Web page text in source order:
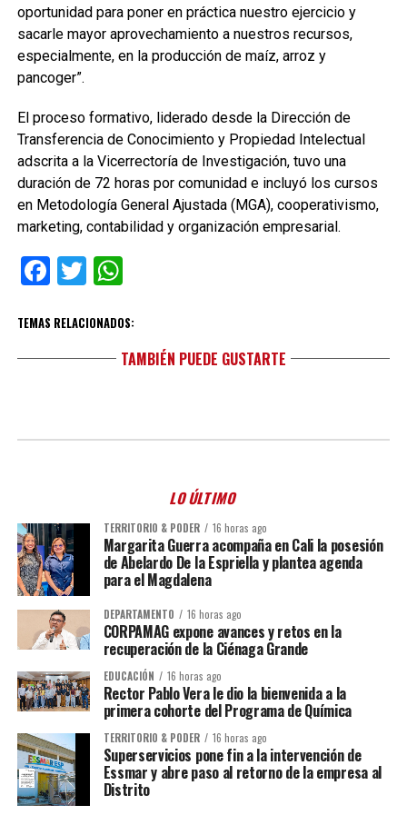
oportunidad para poner en práctica nuestro ejercicio y
sacarle mayor aprovechamiento a nuestros recursos,
especialmente, en la producción de maíz, arroz y
pancoger”.
El proceso formativo, liderado desde la Dirección de
Transferencia de Conocimiento y Propiedad Intelectual
adscrita a la Vicerrectoría de Investigación, tuvo una
duración de 72 horas por comunidad e incluyó los cursos
en Metodología General Ajustada (MGA), cooperativismo,
marketing, contabilidad y organización empresarial.
Facebook
TwitterWhatsApp
TEMAS RELACIONADOS:
TAMBIÉN PUEDE GUSTARTE
LO ÚLTIMO
TERRITORIO & PODER 16 horas ago
Margarita Guerra acompaña en Cali la posesión
de Abelardo De la Espriella y plantea agenda
para el Magdalena
DEPARTAMENTO 16 horas ago
CORPAMAG expone avances y retos en la
recuperación de la Ciénaga Grande
EDUCACIÓN 16 horas ago
Rector Pablo Vera le dio la bienvenida a la
primera cohorte del Programa de Química
TERRITORIO & PODER 16 horas ago
Superservicios pone fin a la intervención de
Essmar y abre paso al retorno de la empresa al
Distrito